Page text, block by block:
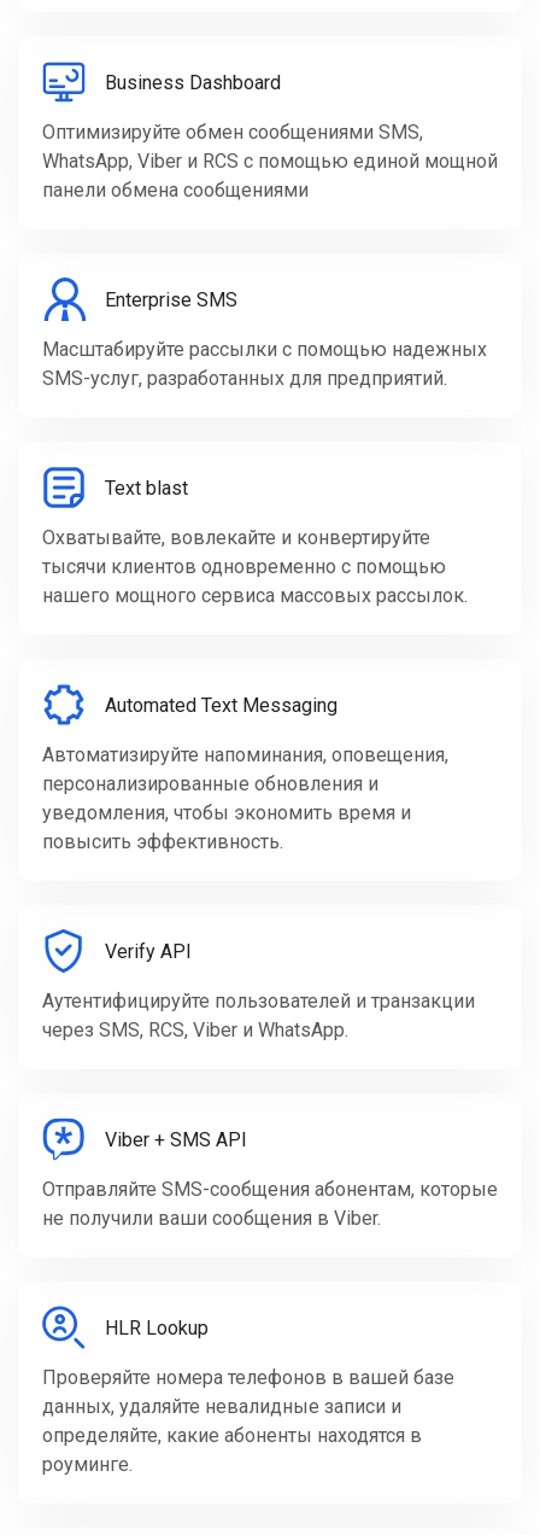
Business Dashboard
Оптимизируйте обмен сообщениями SMS,
WhatsApp, Viber и RCS с помощью единой мощной
панели обмена сообщениями
Enterprise SMS
Масштабируйте рассылки с помощью надежных
SMS-услуг, разработанных для предприятий.
Text blast
Охватывайте, вовлекайте и конвертируйте
тысячи клиентов одновременно с помощью
нашего мощного сервиса массовых рассылок.
Automated Text Messaging
Автоматизируйте напоминания, оповещения,
персонализированные обновления и
уведомления, чтобы экономить время и
повысить эффективность.
Verify API
Аутентифицируйте пользователей и транзакции
через SMS, RCS, Viber и WhatsApp.
Viber + SMS API
Отправляйте SMS-сообщения абонентам, которые
не получили ваши сообщения в Viber.
HLR Lookup
Проверяйте номера телефонов в вашей базе
данных, удаляйте невалидные записи и
определяйте, какие абоненты находятся в
роуминге.